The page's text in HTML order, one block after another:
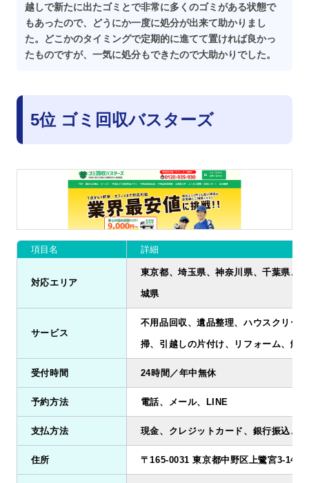
越しで新たに出たゴミとで非常に多くのゴミがある状態で
もあったので、どうにか一度に処分が出来て助かりまし
た。どこかのタイミングで定期的に進てて置ければ良かっ
たものですが、一気に処分もできたので大助かりでした。
5位 ゴミ回収バスターズ
項目名 詳細
対応エリア
東京都、埼玉県、神奈川県、千葉県、
城県
サービス
不用品回収、遺品整理、ハウスクリー
掃、引越しの片付け、リフォーム、解
受付時間 24時間／年中無休
予約方法 電話、メール、LINE
支払方法 現金、クレジットカード、銀行振込、
住所 〒165-0031 東京都中野区上鷺宮3-14-14